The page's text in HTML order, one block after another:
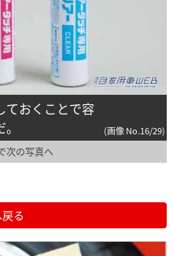
ておくことで容
(画像 No.16/29)
次の写真へ
る